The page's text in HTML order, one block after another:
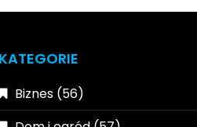
KATEGORIE
Biznes (56)